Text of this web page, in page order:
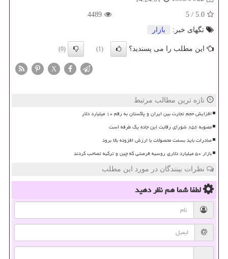
5.0
/
5
4489
تگهای خبر:
بازار
این مطلب را می پسندید؟ (1)
(0)
X
تازه ترین مطالب مرتبط
افزایش حجم تجارت بین ایران و پاکستان به رقم ۱۰ میلیارد دلار
مصوبه ۸۵۶ شورای رقابت این جاده یک طرفه است
صادرات باید بسمت محصولات با ارزش افزوده بالا برود
بازار ۵۰ میلیارد دلاری روسیه فرصتی که چین و ترکیه تصاحب کردند
نظرات بینندگان در مورد این مطلب
لطفا شما همنظر دهید